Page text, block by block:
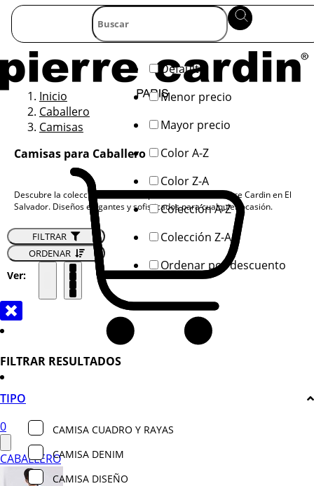
0
CABALLERO
Inicio
Caballero
Camisas
Camisas para Caballero
Descubre la colección de camisas para caballero de Pierre Cardin en El
Salvador. Diseños elegantes y sofisticados para cualquier ocasión.
FILTRAR
ORDENAR
Ver:
FILTRAR RESULTADOS
TIPO
CAMISA CUADRO Y RAYAS
CAMISA DENIM
CAMISA DISEÑO
Default
Menor precio
Mayor precio
Color A-Z
Color Z-A
Colección A-Z
Colección Z-A
Ordenar por descuento